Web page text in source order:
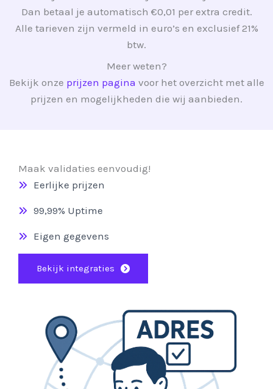
Dan betaal je automatisch €0,01 per extra credit.
Alle tarieven zijn vermeld in euro’s en exclusief 21%
btw.
Meer weten?
Bekijk onze prijzen pagina voor het overzicht met alle
prijzen en mogelijkheden die wij aanbieden.
Maak validaties eenvoudig!
Eerlijke prijzen
99,99% Uptime
Eigen gegevens
Bekijk integraties